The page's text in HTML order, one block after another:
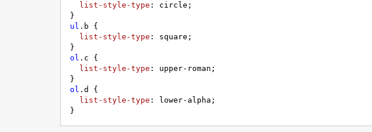
list-style-type : circle;
ul .b {
list-style-type : square;
ol .c {
list-style-type : upper-roman;
ol .d
{
list-style-type : lower-alpha;
}